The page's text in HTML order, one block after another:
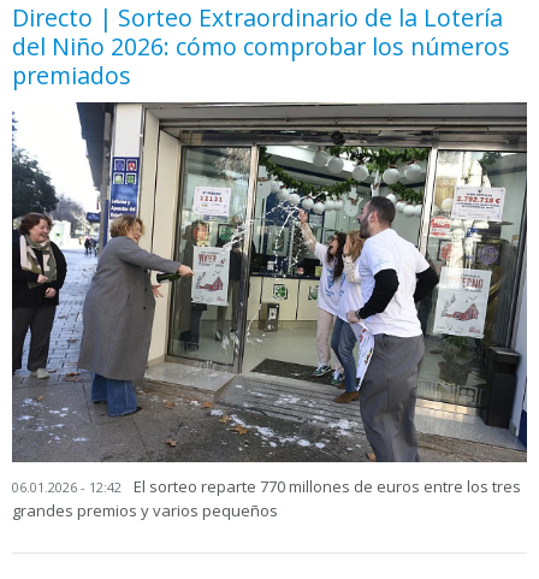
Directo | Sorteo Extraordinario de la Lotería
del Niño 2026: cómo comprobar los números
premiados
06.01.2026 - 12:42
El sorteo reparte 770 millones de euros entre los tres
grandes premios y varios pequeños